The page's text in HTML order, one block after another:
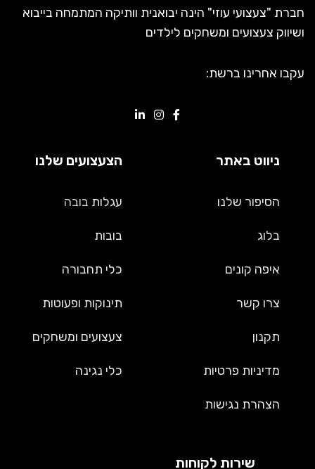
חברת "צעצועי עוזי" הינה יבואנית וותיקה המתמחה בייבוא
ושיווק צעצועים ומשחקים לילדים
עקבו אחרינו ברשת:
ניווט באתר
הסיפור שלנו
בלוג
איפה קונים
צרו קשר
תקנון
מדיניות פרטיות
הצהרת נגישות
הצעצועים שלנו
עגלות בובה
בובות
כלי תחבורה
תינוקות ופעוטות
צעצועים ומשחקים
כלי נגינה
שירות לקוחות